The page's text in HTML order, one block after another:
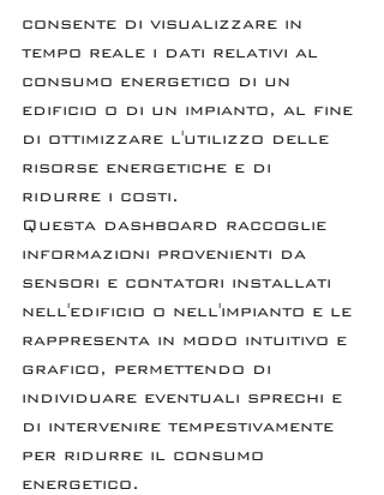
consente di visualizzare in
tempo reale i dati relativi al
consumo energetico di un
edificio o di un impianto, al fine
di ottimizzare l'utilizzo delle
risorse energetiche e di
ridurre i costi.
Questa dashboard raccoglie
informazioni provenienti da
sensori e contatori installati
nell'edificio o nell'impianto e le
rappresenta in modo intuitivo e
grafico, permettendo di
individuare eventuali sprechi e
di intervenire tempestivamente
per ridurre il consumo
energetico.